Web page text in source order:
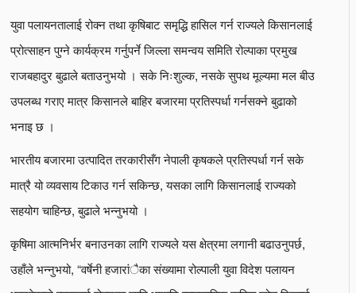
युवा पलायनतालाई रोक्न तथा कृषिबाट समृद्धि हासिल गर्न राज्यले किसानलाई
प्रोत्साहन पुग्ने कार्यक्रम गर्नुपर्ने जिल्ला समन्वय समिति रोल्पाका प्रमुख
राजबहादुर बुढाले बताउनुभयो । सके निःशुल्क, नसके सुपथ मूल्यमा मल बीउ
उपलब्ध गराए मात्र किसानले बाहिर बजारमा प्रतिस्पर्धा गर्नसक्ने बुढाको
भनाइ छ ।
भारतीय बजारमा उत्पादित तरकारीसँग नेपाली कृषकले प्रतिस्पर्धा गर्न सके
मात्रै यो व्यवसाय टिकाउ गर्न सकिन्छ, यसका लागि किसानलाई राज्यको
सहयोग चाहिन्छ, बुढाले भन्नुभयो ।
कृषिमा आत्मनिर्भर बनाउनका लागि राज्यले यस क्षेत्रमा लगानी बढाउनुपर्छ,
उहाँले भन्नुभयो, “वर्षेनी हजारांैका संख्यामा रोल्पाली युवा विदेश पलायन